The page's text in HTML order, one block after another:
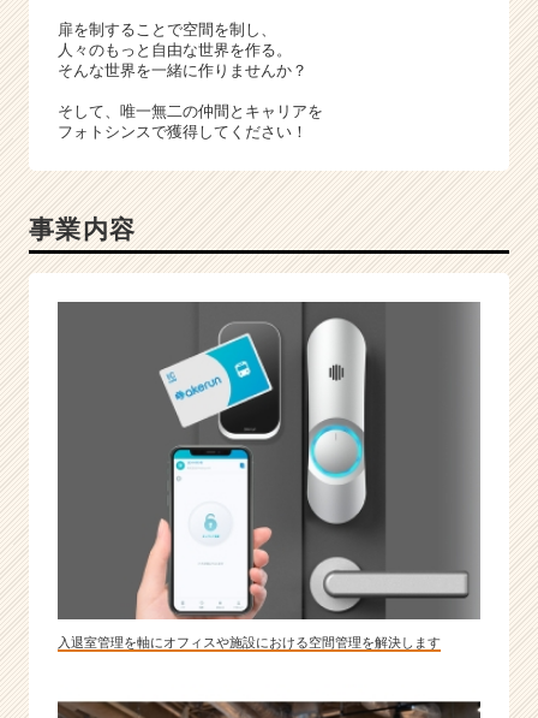
扉を制することで空間を制し、
人々のもっと自由な世界を作る。
そんな世界を一緒に作りませんか？
そして、唯一無二の仲間とキャリアを
フォトシンスで獲得してください！
事業内容
入退室管理を軸にオフィスや施設における空間管理を解決します